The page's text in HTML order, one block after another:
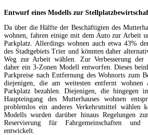
Entwurf eines Modells zur
Da über die Hälfte der Beschäftigten des
wohnen, fahren einige mit dem Auto zur Arbeit
Parkplatz. Allerdings wohnen auch etwa 43%
des Stadtgebiets Trier und könnten daher
Weg zur Arbeit wählen. Zur Verbesserung der
daher ein 3-Zonen Modell entworfen. Dieses
Parkpreise nach Entfernung des Wohnorts zum
diejenigen, die am weitesten entfernt
Parkplatz bezahlen. Diejenigen, die hingegen
Haupteingang des Mutterhauses wohnen
problemlos ein anderes Verkehrsmittel wählen
Modells wurden darüber hinaus Regelungen
Reservierung für Fahrgemeinschaften und
entwickelt.